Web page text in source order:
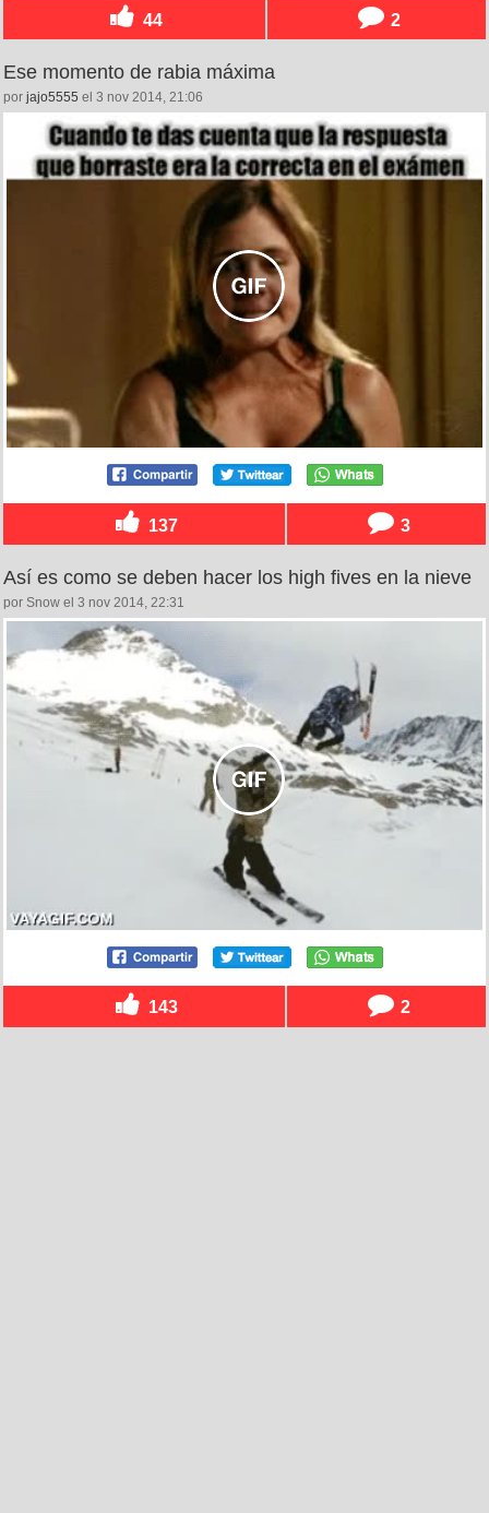
44 2
Ese momento de rabia máxima
por jajo5555 el 3 nov 2014, 21:06
137 3
Así es como se deben hacer los high fives en la nieve
por Snow el 3 nov 2014, 22:31
143 2